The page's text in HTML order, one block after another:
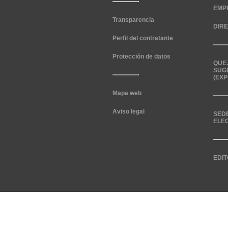
Transparencia
Perfil del contratante
Protección de datos
Mapa web
Aviso legal